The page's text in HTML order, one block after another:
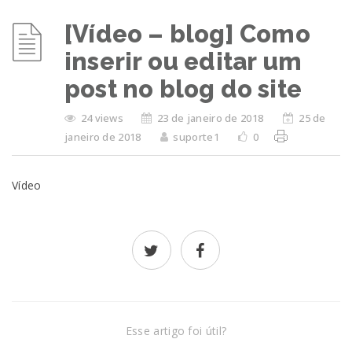
[Vídeo – blog] Como
inserir ou editar um
post no blog do site
24 views 23 de janeiro de 2018
25 de
janeiro de 2018
suporte1 0
Vídeo
Esse artigo foi útil?